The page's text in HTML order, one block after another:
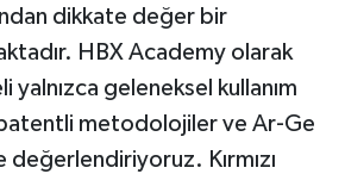
dikkate değer bir
HBX Academy olarak
yalnızca geleneksel kullanım
metodolojiler ve Ar-Ge
Kırmızı